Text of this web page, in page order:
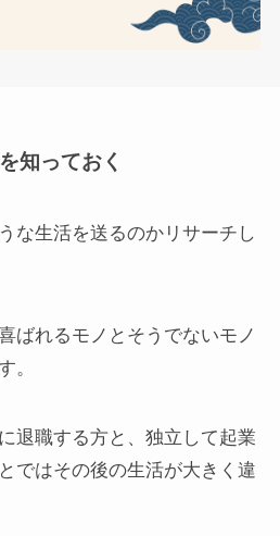
知っておく
な生活を送るのかリサーチし
ばれるモノとそうでないモノ
。
退職する方と、独立して起業
ではその後の生活が大きく違